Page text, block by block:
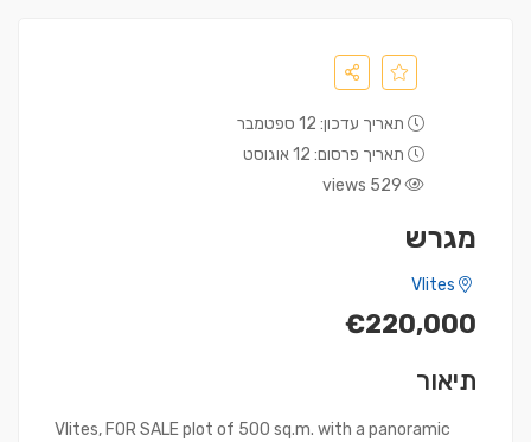
תאריך עדכון: 12 ספטמבר
תאריך פרסום: 12 אוגוסט
529 views
מגרש
€220,000
תיאור
Vlites, FOR SALE plot of 500 sq.m. with a panoramic